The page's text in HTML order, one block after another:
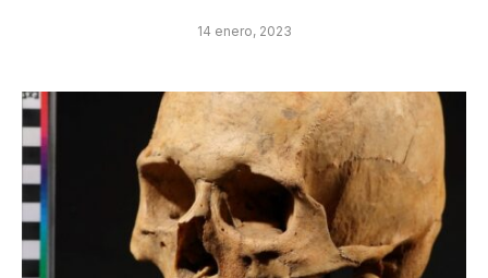
14 enero, 2023